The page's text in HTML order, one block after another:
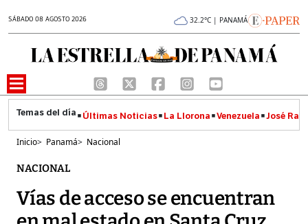
SÁBADO 08 AGOSTO 2026 32.2°C | PANAMÁ
Últimas Noticias La Llorona Venezuela José
Inicio> Panamá> Nacional
NACIONAL
Vías de acceso se encuentran